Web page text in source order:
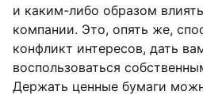
и каким-либо образом
компании. Это, опять же,
конфликт интересов, дать
воспользоваться
Держать ценные бумаги